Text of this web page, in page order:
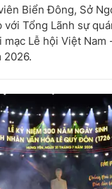
Biển Đông, Sở
Tổng Lãnh sự
mạc Lễ hội Việt Nam
2026.